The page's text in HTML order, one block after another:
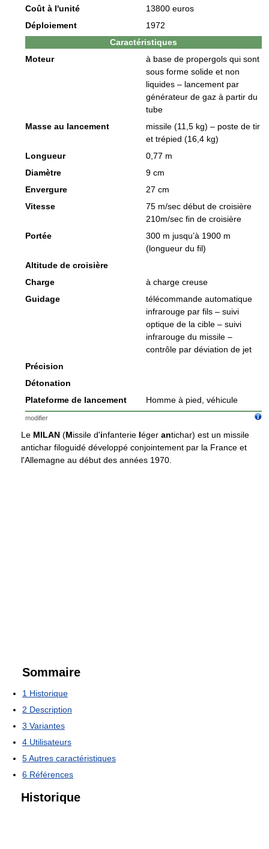
Coût à l'unité
13800 euros
Déploiement
1972
Caractéristiques
Moteur
à base de propergols qui sont
sous forme solide et non
liquides – lancement par
générateur de gaz à partir du
tube
Masse au lancement
missile (11,5 kg) – poste de tir
et trépied (16,4 kg)
Longueur
0,77 m
Diamètre
9 cm
Envergure
27 cm
Vitesse
75 m/sec début de croisière
210m/sec fin de croisière
Portée
300 m jusqu’à 1900 m
(longueur du fil)
Altitude de croisière
Charge
à charge creuse
Guidage
télécommande automatique
infrarouge par fils – suivi
optique de la cible – suivi
infrarouge du missile –
contrôle par déviation de jet
Précision
Détonation
Plateforme de lancement
Homme à pied, véhicule
modifier
Le MILAN (Missile d'infanterie léger antichar) est un missile
antichar filoguidé développé conjointement par la France et
l'Allemagne au début des années 1970.
Sommaire
1 Historique
2 Description
3 Variantes
4 Utilisateurs
5Autres caractéristiques
6 Références
Historique